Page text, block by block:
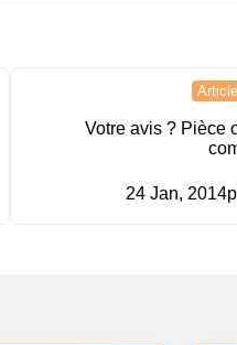
Votre avis ? Pièce
24 Jan, 2014